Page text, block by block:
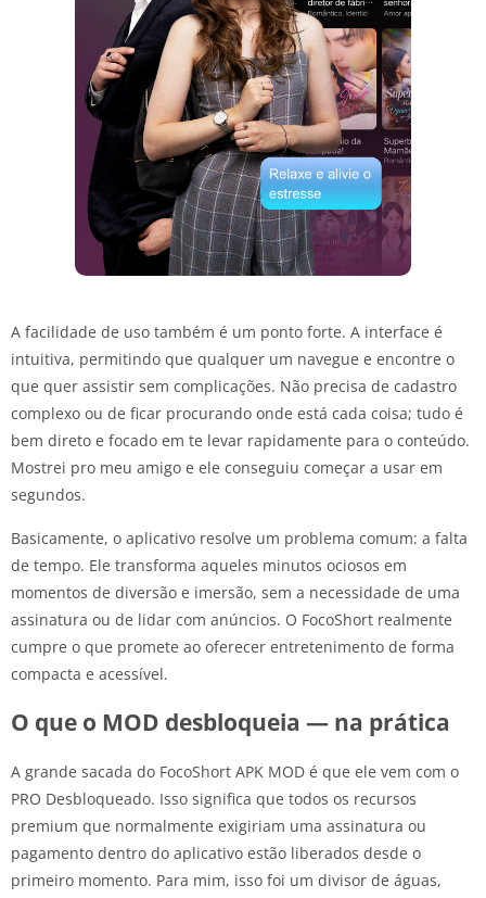
A facilidade de uso também é um ponto forte. A interface é
intuitiva, permitindo que qualquer um navegue e encontre o
que quer assistir sem complicações. Não precisa de cadastro
complexo ou de ficar procurando onde está cada coisa; tudo é
bem direto e focado em te levar rapidamente para o conteúdo.
Mostrei pro meu amigo e ele conseguiu começar a usar em
segundos.
Basicamente, o aplicativo resolve um problema comum: a falta
de tempo. Ele transforma aqueles minutos ociosos em
momentos de diversão e imersão, sem a necessidade de uma
assinatura ou de lidar com anúncios. O FocoShort realmente
cumpre o que promete ao oferecer entretenimento de forma
compacta e acessível.
O que o MOD desbloqueia — na prática
A grande sacada do FocoShort APK MOD é que ele vem com o
PRO Desbloqueado. Isso significa que todos os recursos
premium que normalmente exigiriam uma assinatura ou
pagamento dentro do aplicativo estão liberados desde o
primeiro momento. Para mim, isso foi um divisor de águas,